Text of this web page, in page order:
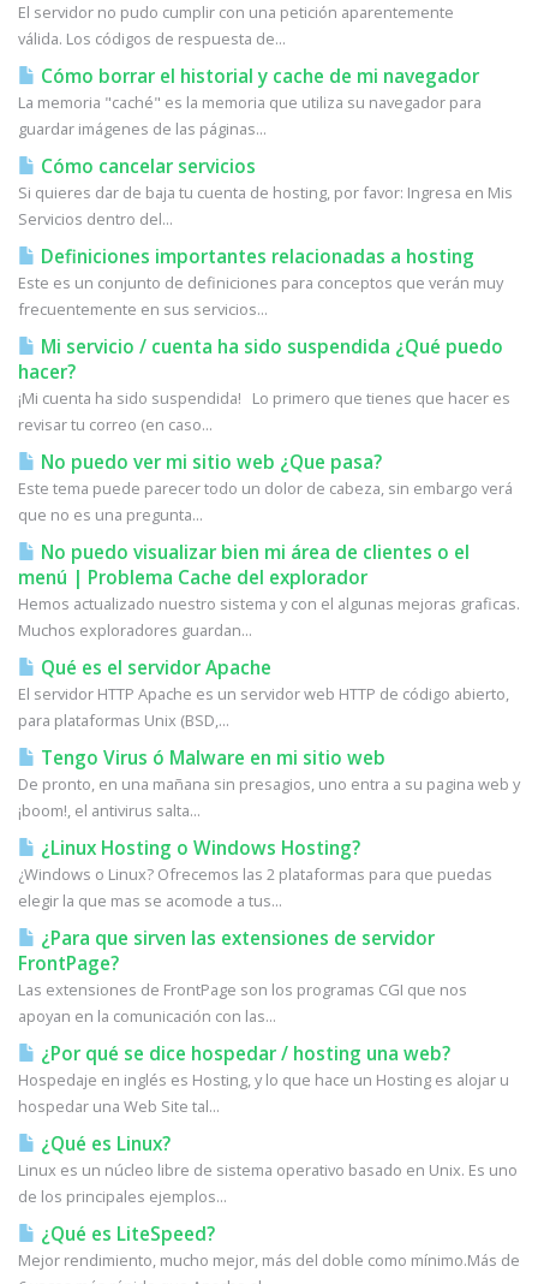
El servidor no pudo cumplir con una petición aparentemente
válida. Los códigos de respuesta de...
Cómo borrar el historial y cache de mi navegador
La memoria "caché" es la memoria que utiliza su navegador para
guardar imágenes de las páginas...
Cómo cancelar servicios
Si quieres dar de baja tu cuenta de hosting, por favor: Ingresa en Mis
Servicios dentro del...
Definiciones importantes relacionadas a hosting
Este es un conjunto de definiciones para conceptos que verán muy
frecuentemente en sus servicios...
Mi servicio / cuenta ha sido suspendida ¿Qué puedo
hacer?
¡Mi cuenta ha sido suspendida! Lo primero que tienes que hacer es
revisar tu correo (en caso...
No puedo ver mi sitio web ¿Que pasa?
Este tema puede parecer todo un dolor de cabeza, sin embargo verá
que no es una pregunta...
No puedo visualizar bien mi área de clientes o el
menú | Problema Cache del explorador
Hemos actualizado nuestro sistema y con el algunas mejoras graficas.
Muchos exploradores guardan...
Qué es el servidor Apache
El servidor HTTP Apache es un servidor web HTTP de código abierto,
para plataformas Unix (BSD,...
Tengo Virus ó Malware en mi sitio web
De pronto, en una mañana sin presagios, uno entra a su pagina web y
¡boom!, el antivirus salta...
¿Linux Hosting o Windows Hosting?
¿Windows o Linux? Ofrecemos las 2 plataformas para que puedas
elegir la que mas se acomode a tus...
¿Para que sirven las extensiones de servidor
FrontPage?
Las extensiones de FrontPage son los programas CGI que nos
apoyan en la comunicación con las...
¿Por qué se dice hospedar / hosting una web?
Hospedaje en inglés es Hosting, y lo que hace un Hosting es alojar u
hospedar una Web Site tal...
¿Qué es Linux?
Linux es un núcleo libre de sistema operativo basado en Unix. Es uno
de los principales ejemplos...
¿Qué es LiteSpeed?
Mejor rendimiento, mucho mejor, más del doble como mínimo.Más de